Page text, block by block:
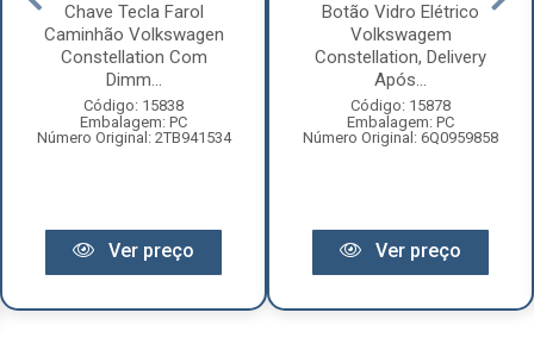
Chave Tecla Farol
Caminhão Volkswagen
Constellation Com
Dimm...
Código: 15838
Embalagem: PC
Número Original: 2TB941534
Ver preço
Botão Vidro Elétrico
Volkswagem
Constellation, Delivery
Após...
Código: 15878
Embalagem: PC
Número Original: 6Q0959858
Ver preço